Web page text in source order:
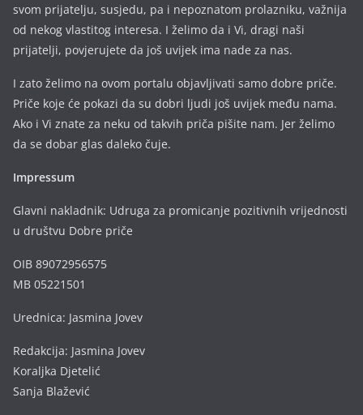
svom prijatelju, susjedu, pa i nepoznatom prolazniku, važnija
od nekog vlastitog interesa. I želimo da i Vi, dragi naši
prijatelji, povjerujete da još uvijek ima nade za nas.
I zato želimo na ovom portalu objavljivati samo dobre priče.
Priče koje će pokazi da su dobri ljudi još uvijek među nama.
Ako i Vi znate za neku od takvih priča pišite nam. Jer želimo
da se dobar glas daleko čuje.
Impressum
Glavni nakladnik: Udruga za promicanje pozitivnih vrijednosti
u društvu Dobre priče
OIB 89072956575
MB 05221501
Urednica: Jasmina Jovev
Redakcija: Jasmina Jovev
Koraljka Djetelić
Sanja Blažević